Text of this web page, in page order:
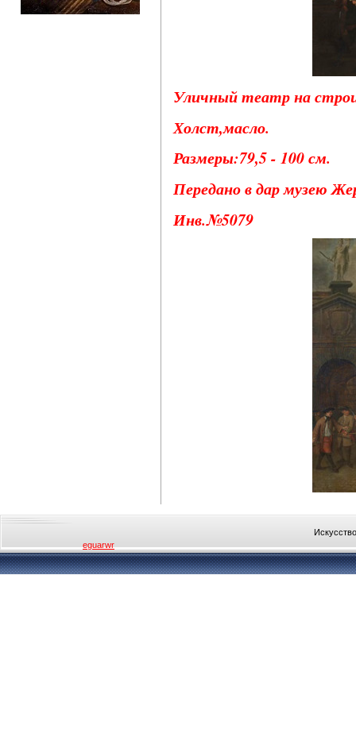
Уличный театр на
Холст,масло.
Размеры:79,5 - 100 см.
Передано в дар музею
Инв.№5079
eguarwr